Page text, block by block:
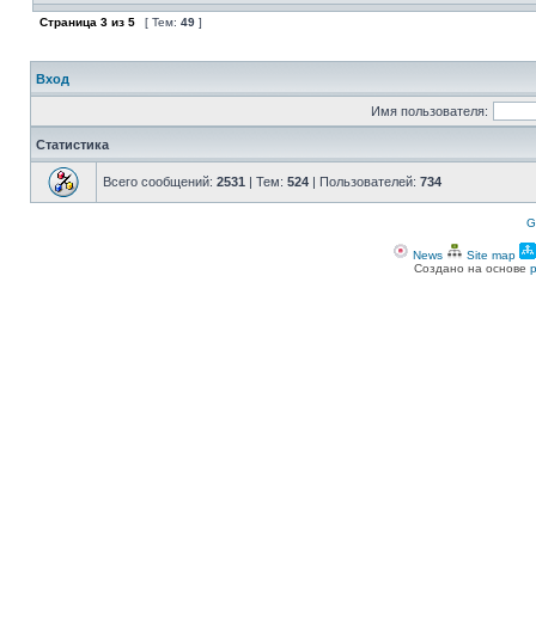
Страница 3 из 5 [ Тем: 49 ]
Вход
Имя пользователя:
Статистика
Всего сообщений: 2531 | Тем: 524 | Пользователей: 734
News Site map
Создано на основе